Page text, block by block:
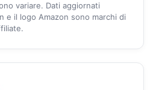
variare. Dati aggiornati
e il logo Amazon sono marchi di